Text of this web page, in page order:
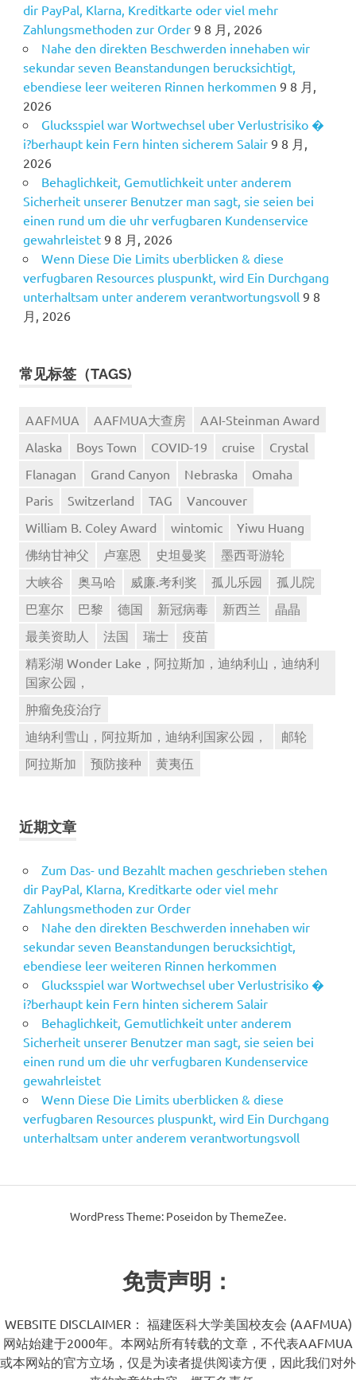
dir PayPal, Klarna, Kreditkarte oder viel mehr
Zahlungsmethoden zur Order 9 8 月, 2026
Nahe den direkten Beschwerden innehaben wir
sekundar seven Beanstandungen berucksichtigt,
ebendiese leer weiteren Rinnen herkommen 9 8 月,
2026
Glucksspiel war Wortwechsel uber Verlustrisiko �
i?berhaupt kein Fern hinten sicherem Salair 9 8 月,
2026
Behaglichkeit, Gemutlichkeit unter anderem
Sicherheit unserer Benutzer man sagt, sie seien bei
einen rund um die uhr verfugbaren Kundenservice
gewahrleistet 9 8 月, 2026
Wenn Diese Die Limits uberblicken & diese
verfugbaren Resources pluspunkt, wird Ein Durchgang
unterhaltsam unter anderem verantwortungsvoll 9 8
月, 2026
常见标签（TAGS)
AAFMUA AAFMUA大查房
AAI-Steinman Award
Alaska
Boys Town COVID-19 cruise
Crystal
Flanagan
Grand Canyon Nebraska
Omaha
Paris
Switzerland TAG
Vancouver
William B. Coley Award
wintomic
Yiwu Huang
佛纳甘神父
卢塞恩 史坦曼奖
墨西哥游轮
大峡谷
奥马哈 威廉.考利奖 孤儿乐园
孤儿院
巴塞尔
巴黎 德国 新冠病毒 新西兰
晶晶
最美资助人
法国 瑞士
疫苗
精彩湖 Wonder Lake，阿拉斯加，迪纳利山，迪纳利
国家公园，
肿瘤免疫治疗
迪纳利雪山，阿拉斯加，迪纳利国家公园，
邮轮
阿拉斯加
预防接种 黄夷伍
近期文章
Zum Das- und Bezahlt machen geschrieben stehen
dir PayPal, Klarna, Kreditkarte oder viel mehr
Zahlungsmethoden zur Order
Nahe den direkten Beschwerden innehaben wir
sekundar seven Beanstandungen berucksichtigt,
ebendiese leer weiteren Rinnen herkommen
Glucksspiel war Wortwechsel uber Verlustrisiko �
i?berhaupt kein Fern hinten sicherem Salair
Behaglichkeit, Gemutlichkeit unter anderem
Sicherheit unserer Benutzer man sagt, sie seien bei
einen rund um die uhr verfugbaren Kundenservice
gewahrleistet
Wenn Diese Die Limits uberblicken & diese
verfugbaren Resources pluspunkt, wird Ein Durchgang
unterhaltsam unter anderem verantwortungsvoll
WordPress Theme: Poseidon by ThemeZee.
免责声明：
WEBSITE DISCLAIMER： 福建医科大学美国校友会 (AAFMUA)
网站始建于2000年。本网站所有转载的文章，不代表AAFMUA
或本网站的官方立场，仅是为读者提供阅读方便，因此我们对外